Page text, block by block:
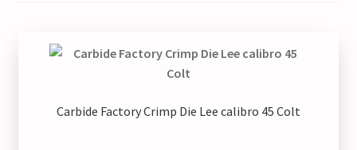
Carbide Factory Crimp Die Lee calibro 45 Colt